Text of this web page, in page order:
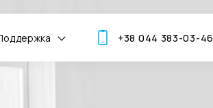
+38 044 383-03-46